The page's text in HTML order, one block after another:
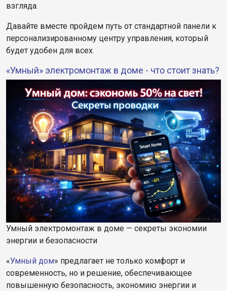
взгляда.
Давайте вместе пройдем путь от стандартной панели к
персонализированному центру управления, который
будет удобен для всех.
«Умный» электромонтаж в доме - что стоит знать?
Умный электромонтаж в доме — секреты экономии
энергии и безопасности
«Умный дом» предлагает не только комфорт и
современность, но и решение, обеспечивающее
повышенную безопасность, экономию энергии и